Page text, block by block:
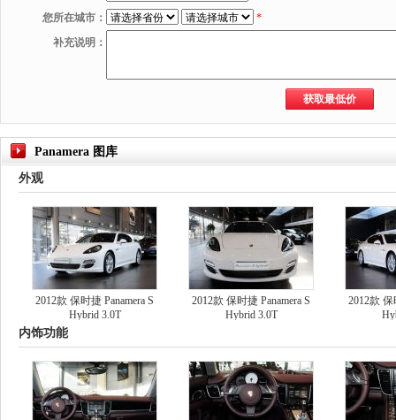
您所在城市：
*
补充说明：
Panamera 图库
外观
2012款 保时捷 Panamera S
Hybrid 3.0T
2012款 保时捷 Panamera S
Hybrid 3.0T
2012款 保
内饰功能